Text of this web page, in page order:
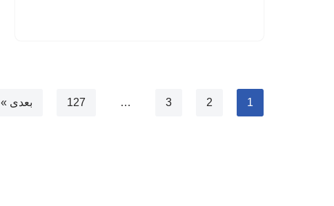
1
2
3
…
127 بعدی »